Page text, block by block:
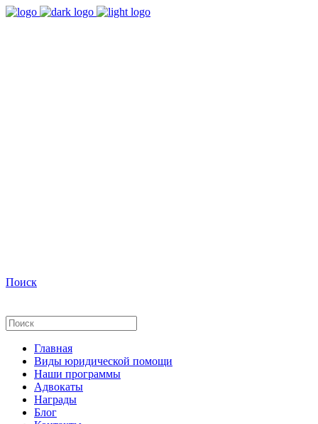
Поиск
Главная
Виды юридической помощи
Наши программы
Адвокаты
Награды
Блог